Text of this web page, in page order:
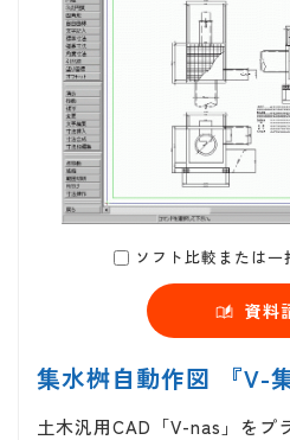
ソフト比較または
資料
集水桝自動作図 『V-
土木汎用CAD「V-nas」をプ